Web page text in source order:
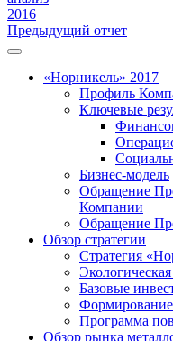
2016
Предыдущий отчет
«Норникель» 2017
Профиль
Ключевые
Бизнес-модель
Обращение
Компании
Обращение
Обзор стратегии
Стратегия
Базовые
Формирование
Программа
Обзор рынка